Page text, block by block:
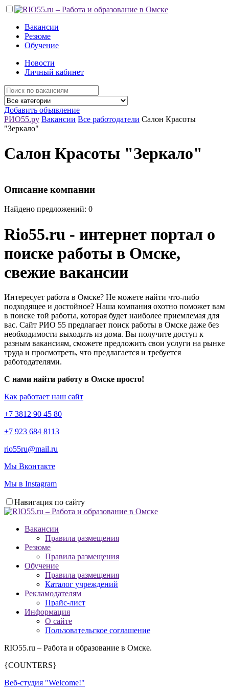
Вакансии
Резюме
Обучение
Новости
Личный кабинет
Добавить объявление
РИО55.ру Вакансии Все работодатели Салон Красоты
"Зеркало"
Салон Красоты "Зеркало"
Описание компании
Найдено предложений: 0
Rio55.ru - интернет портал о
поиске работы в Омске,
свежие вакансии
Интересует работа в Омске? Не можете найти что-либо
подходящее и достойное? Наша компания охотно поможет вам
в поиске той работы, которая будет наиболее приемлемая для
вас. Сайт РИО 55 предлагает поиск работы в Омске даже без
необходимости выходить из дома. Вы получите доступ к
разным вакансиям, сможете предложить свои услуги на рынке
труда и просмотреть, что предлагается и требуется
работодателями.
С нами найти работу в Омске просто!
Как работает наш сайт
+7 3812 90 45 80
+7 923 684 8113
rio55ru@mail.ru
Мы Вконтакте
Мы в Instagram
Навигация по сайту
Вакансии
Правила размещения
Резюме
Правила размещения
Обучение
Правила размещения
Каталог учреждений
Рекламодателям
Прайс-лист
Информация
О сайте
Пользовательское соглашение
RIO55.ru – Работа и образование в Омске.
{COUNTERS}
Веб-студия "Welcome!"